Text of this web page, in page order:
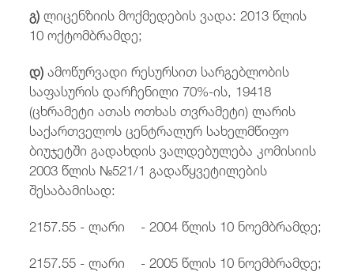
გ)ლიცენზიის მოქმედების ვადა: 2013 წლის
10 ოქტომბრამდე;
დ)ამოწურვადი რესურსით სარგებლობის
საფასურის დარჩენილი 70%-ის, 19418
(ცხრამეტი ათას ოთხას თვრამეტი) ლარის
საქართველოს ცენტრალურ სახელმწიფო
ბიუჯეტში გადახდის ვალდებულება კომისიის
2003 წლის №521/1 გადაწყვეტილების
შესაბამისად:
2157.55 - ლარი - 2004 წლის 10 ნოემბრამდე;
2157.55 - ლარი - 2005 წლის 10 ნოემბრამდე;